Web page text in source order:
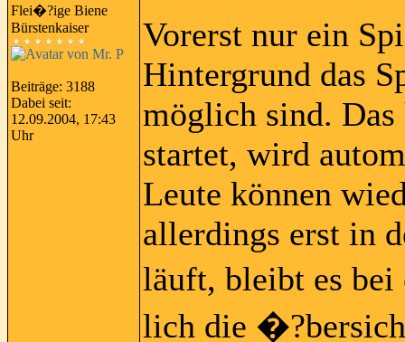
Flei�?ige Biene
Bürstenkaiser
Beiträge: 3188
Dabei seit:
12.09.2004, 17:43
Uhr
Vorerst nur ein
Hintergrund das
möglich sind.
startet, wird
Leute können
allerdings erst in
läuft, bleibt es
lich die